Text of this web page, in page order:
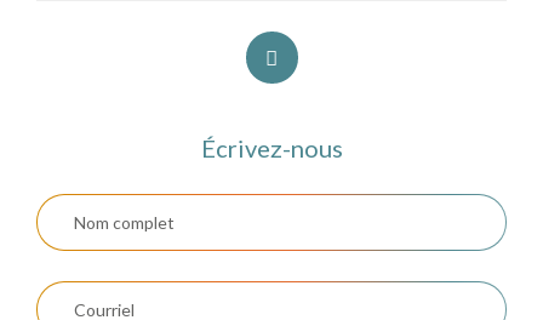
Écrivez-nous